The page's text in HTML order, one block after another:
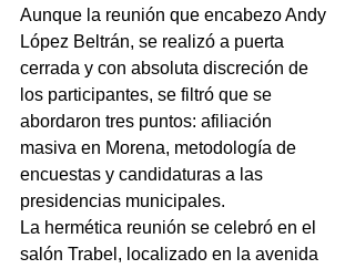
Aunque la reunión que encabezo Andy
López Beltrán, se realizó a puerta
cerrada y con absoluta discreción de
los participantes, se filtró que se
abordaron tres puntos: afiliación
masiva en Morena, metodología de
encuestas y candidaturas a las
presidencias municipales.
La hermética reunión se celebró en el
salón Trabel, localizado en la avenida